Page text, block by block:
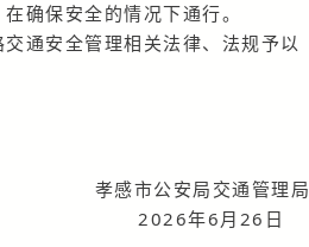
确保安全的情况下通行。
通安全管理相关法律、法规予以
孝感市公安局交通管理局
2026年6月26日